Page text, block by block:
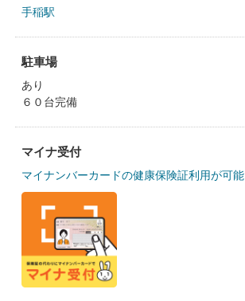
手稲駅
駐車場
あり
６０台完備
マイナ受付
マイナンバーカードの健康保険証利用が可能